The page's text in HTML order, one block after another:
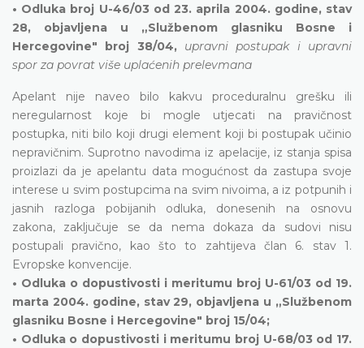
• Odluka broj U-46/03 od 23. aprila 2004. godine, stav
28, objavljena u „Službenom glasniku Bosne i
Hercegovine" broj 38/04, upravni postupak i upravni
spor za povrat više uplaćenih prelevmana
Apelant nije naveo bilo kakvu proceduralnu grešku ili
neregularnost koje bi mogle utjecati na pravičnost
postupka, niti bilo koji drugi element koji bi postupak učinio
nepravičnim. Suprotno navodima iz apelacije, iz stanja spisa
proizlazi da je apelantu data mogućnost da zastupa svoje
interese u svim postupcima na svim nivoima, a iz potpunih i
jasnih razloga pobijanih odluka, donesenih na osnovu
zakona, zaključuje se da nema dokaza da sudovi nisu
postupali pravično, kao što to zahtijeva član 6. stav 1.
Evropske konvencije.
• Odluka o dopustivosti i meritumu broj U-61/03 od 19.
marta 2004. godine, stav 29, objavljena u „Službenom
glasniku Bosne i Hercegovine" broj 15/04;
• Odluka o dopustivosti i meritumu broj U-68/03 od 17.